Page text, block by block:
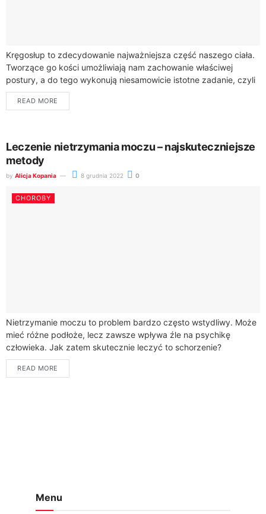
Kręgosłup to zdecydowanie najważniejsza część naszego ciała.
Tworzące go kości umożliwiają nam zachowanie właściwej
postury, a do tego wykonują niesamowicie istotne zadanie, czyli
chronią rdzeń kręgowy. O uszkodzenie kręgosłupa jest...
READ MORE
Leczenie nietrzymania moczu – najskuteczniejsze
metody
by Alicja Kopania 8 grudnia 2022 0
CHOROBY
Nietrzymanie moczu to problem bardzo często wstydliwy. Może
mieć różne podłoże, lecz zawsze wpływa źle na psychikę
człowieka. Jak zatem skutecznie leczyć to schorzenie?
Podpowiadamy. Jak często występuje nietrzymanie moczu?...
READ MORE
Menu